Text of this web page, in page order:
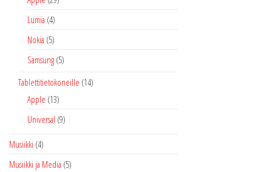
Lumia (4)
Nokia (5)
Samsung (5)
Tablettitietokoneille (14)
Apple (13)
Universal (9)
Musiikki (4)
Musiikki ja Media (5)